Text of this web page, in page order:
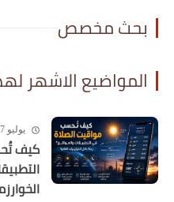
بحث مخصص
المواضيع الاشهر
يوليو 17, 2026
كيف